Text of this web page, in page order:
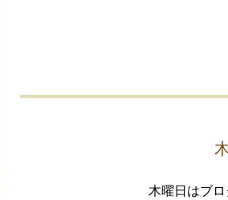
木曜日はブ